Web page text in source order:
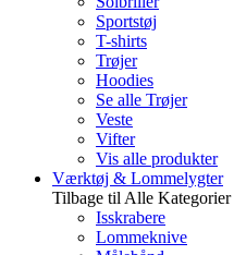
Sportstøj
T-shirts
Trøjer
Hoodies
Se alle Trøjer
Veste
Vifter
Vis alle produkter
Værktøj & Lommelygter
Tilbage til Alle Kategorier
Isskrabere
Lommeknive